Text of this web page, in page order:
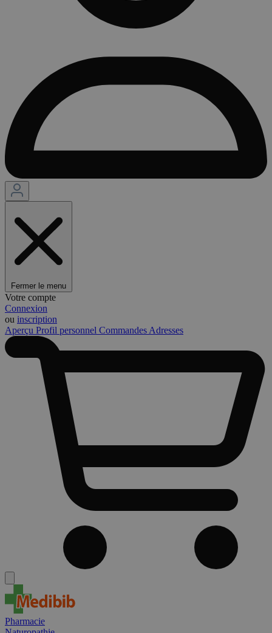
Fermer le menu
Votre compte
Connexion
ou inscription
Aperçu Profil personnel Commandes Adresses
Pharmacie